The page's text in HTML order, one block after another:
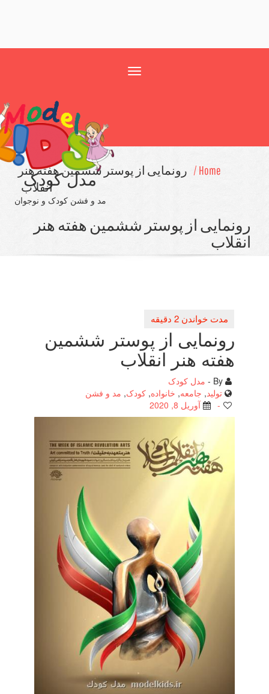
مدل کودک
مد و فشن کودک و نوجوان
رونمایی از پوستر ششمین هفته هنر
انقلاب
از پوستر ششمین هفته هنر
رونمایی از پوستر ششمین
هفته هنر انقلاب
مدل کودک
جامعه,خانواده, کودک,مد و فشن
آوریل 8, 2020